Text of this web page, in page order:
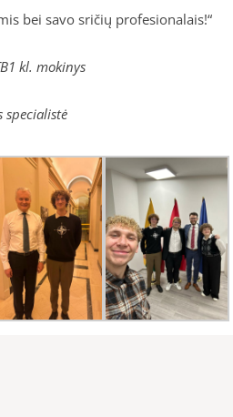
bei savo sričių profesionalais!“
kl. mokinys
specialistė